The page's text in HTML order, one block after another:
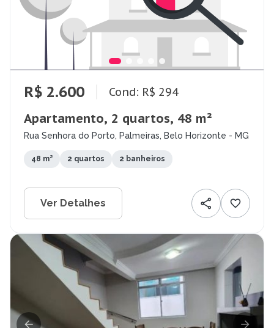
R$ 2.600 Cond: R$ 294
Apartamento, 2 quartos, 48 m²
Rua Senhora do Porto, Palmeiras, Belo Horizonte - MG
48 m² 2 quartos 2 banheiros
Ver Detalhes